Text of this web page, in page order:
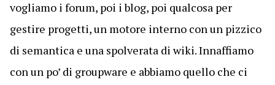
vogliamo i forum, poi i blog, poi qualcosa per
gestire progetti, un motore interno con un pizzico
di semantica e una spolverata di wiki. Innaffiamo
con un po’ di groupware e abbiamo quello che ci